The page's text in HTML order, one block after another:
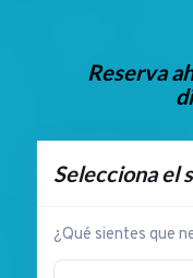
Reserva
Selecciona el
¿Qué sientes que